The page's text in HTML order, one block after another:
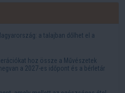
a talajban dőlhet el a
hoz össze a Művészetek
a 2027-es időpont és a bérletár